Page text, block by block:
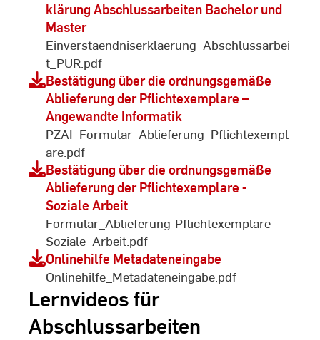
klärung Abschlussarbeiten Bachelor und
Master
Einverstaendniserklaerung_Abschlussarbei
t_PUR.pdf
Bestätigung über die ordnungsgemäße
Ablieferung der Pflichtexemplare –
Angewandte Informatik
PZAI_Formular_Ablieferung_Pflichtexempl
are.pdf
Bestätigung über die ordnungsgemäße
Ablieferung der Pflichtexemplare -
Soziale Arbeit
Formular_Ablieferung-Pflichtexemplare-
Soziale_Arbeit.pdf
Onlinehilfe Metadateneingabe
Onlinehilfe_Metadateneingabe.pdf
Lernvideos für
Abschlussarbeiten